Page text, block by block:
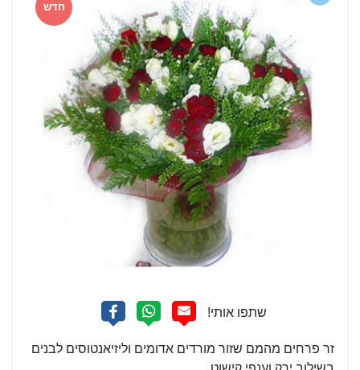
חדש
זר פרחים מהמם שזור מורדים אדומים וליזיאנטוסים לבנים